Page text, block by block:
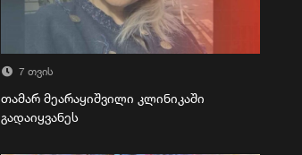
7 თვის
თამარ მეარაყიშვილი კლინიკაში
გადაიყვანეს